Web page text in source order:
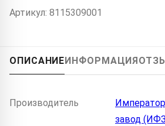
Артикул: 8115309001
ОПИСАНИЕИНФОРМАЦИЯ
Производитель
завод